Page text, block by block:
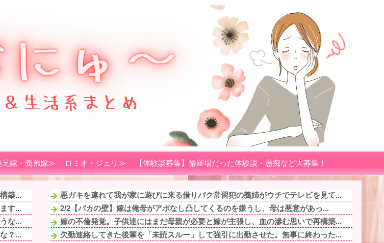
兄嫁・義弟嫁≫ ロミオ・ジュリ≫ 【体験談募集】修羅場だった体験談・愚痴など大募集！
築...
す...
な...
？...
悪ガキを連れて我が家に遊びに来る借りパク常習犯の義姉がウチでテレビを見て...
2/2【バカの壁】嫁は俺母がアポなし凸してくるのを嫌うし、母は悪意があっ...
嫁の不倫発覚。子供達にはまだ母親が必要と嫁が主張し、血の滲む思いで再構築...
欠勤連絡してきた後輩を「未読スルー」して強引に出勤させた。無事に終わった...